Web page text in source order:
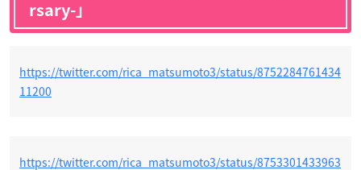
rsary-」
https://twitter.com/rica_matsumoto3/status/8752284761434
11200
https://twitter.com/rica_matsumoto3/status/8753301433963